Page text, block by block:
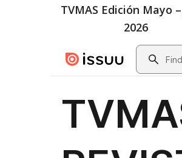
TVMAS Edición Mayo
2026